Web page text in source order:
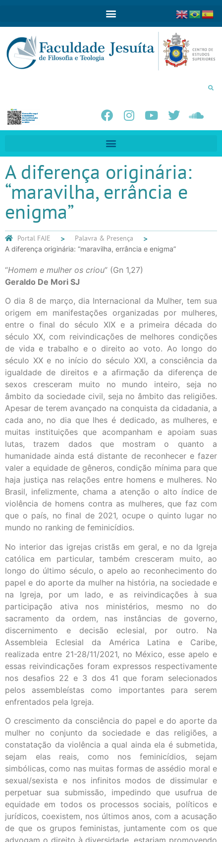
A diferença originária:
“maravilha, errância e
enigma”
Portal FAJE Palavra & Presença
A diferença originária: “maravilha, errância e enigma”
“Homem e mulher os criou” (Gn 1,27)
Geraldo De Mori SJ
O dia 8 de março, dia Internacional da Mulher, tem sua
origem em manifestações organizadas por mulheres,
entre o final do século XIX e a primeira década do
século XX, com reivindicações de melhores condições
de vida e trabalho e o direito ao voto. Ao longo do
século XX e no início do século XXI, a consciência da
igualdade de direitos e a afirmação da diferença de
sexos cresceram muito no mundo inteiro, seja no
âmbito da sociedade civil, seja no âmbito das religiões.
Apesar de terem avançado na conquista da cidadania, a
cada ano, no dia que lhes é dedicado, as mulheres, e
muitas instituições que acompanham e apoiam suas
lutas, trazem dados que mostram o quanto a
humanidade ainda está distante de reconhecer e fazer
valer a equidade de gêneros, condição mínima para que
haja justiça nas relações entre homens e mulheres. No
Brasil, infelizmente, chama a atenção o alto índice de
violência de homens contra as mulheres, que faz com
que o país, no final de 2021, ocupe o quinto lugar no
mundo no ranking de feminicídios.
No interior das igrejas cristãs em geral, e no da Igreja
católica em particular, também cresceram muito, ao
longo do último século, o apelo ao reconhecimento do
papel e do aporte da mulher na história, na sociedade e
na Igreja, por um lado, e as reivindicações à sua
participação ativa nos ministérios, mesmo no do
sacramento da ordem, nas instâncias de governo,
discernimento e decisão eclesial, por outro. Na
Assembleia Eclesial da América Latina e Caribe,
realizada entre 21-28/11/2021, no México, esse apelo e
essas reivindicações foram expressos respectivamente
nos desafios 22 e 3 dos 41 que foram selecionados
pelos assembleístas como importantes para serem
enfrentados pela Igreja.
O crescimento da consciência do papel e do aporte da
mulher no conjunto da sociedade e das religiões, a
constatação da violência a qual ainda ela é submetida,
sejam elas reais, como nos feminicídios, sejam
simbólicas, como nas muitas formas de assédio moral e
sexual/sexista e nos infinitos modos de dissimular e
perpetuar sua submissão, impedindo que usufrua de
equidade em todos os processos sociais, políticos e
jurídicos, coexistem, nos últimos anos, com a acusação
de que os grupos feministas, juntamente com os que
advogam o direito à diversidade, estariam promovendo